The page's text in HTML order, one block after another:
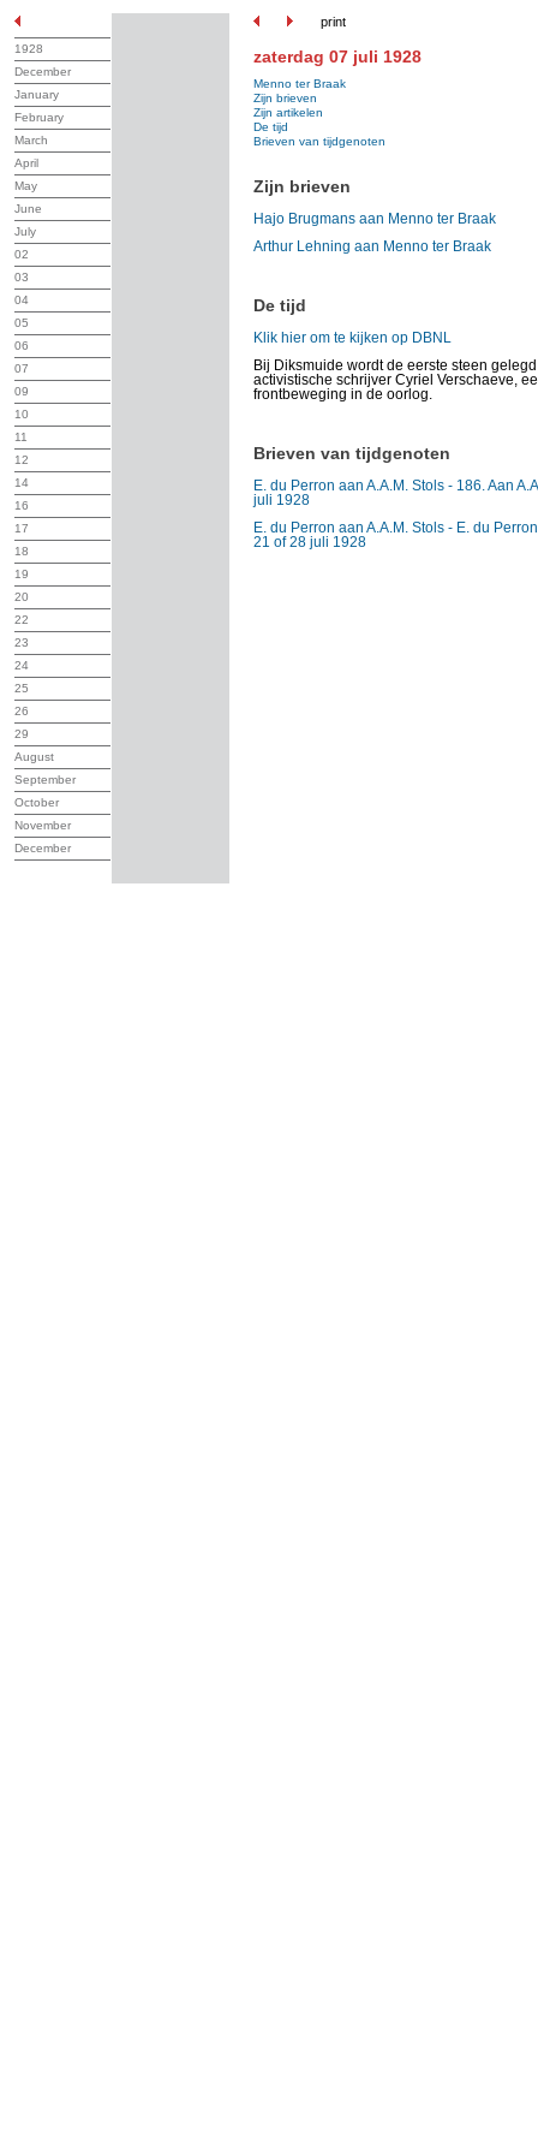
print
1928
December
January
February
March
April
May
June
July
02
03
04
05
06
07
09
10
11
12
14
16
17
18
19
20
22
23
24
25
26
29
August
September
October
November
December
zaterdag 07 juli 1928
Menno ter Braak
Zijn brieven
Zijn artikelen
De tijd
Brieven van tijdgenoten
Zijn brieven
Hajo Brugmans aan Menno ter Braak
Arthur Lehning aan Menno ter Braak
De tijd
Klik hier om te kijken op DBNL
Bij Diksmuide wordt de eerste steen
activistische schrijver Cyriel Verschaeve,
frontbeweging in de oorlog.
Brieven van tijdgenoten
E. du Perron aan A.A.M. Stols - 186. Aan
juli 1928
E. du Perron aan A.A.M. Stols - E. du
21 of 28 juli 1928